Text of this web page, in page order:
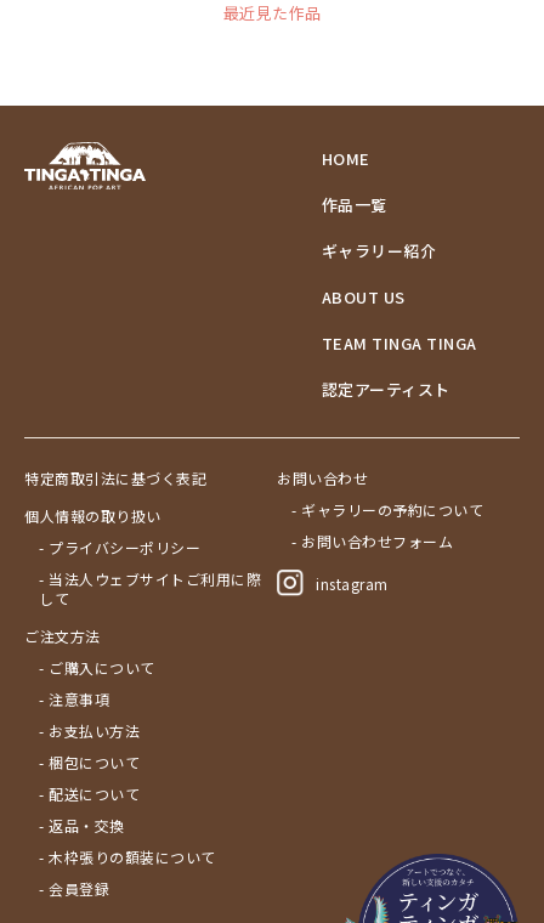
最近見た作品
HOME
作品一覧
ギャラリー紹介
ABOUT US
TEAM TINGA TINGA
認定アーティスト
特定商取引法に基づく表記
個人情報の取り扱い
- プライバシーポリシー
- 当法人ウェブサイトご利用に際
して
ご注文方法
- ご購入について
- 注意事項
- お支払い方法
- 梱包について
- 配送について
- 返品・交換
- 木枠張りの額装について
- 会員登録
お問い合わせ
- ギャラリーの予約について
- お問い合わせフォーム
instagram